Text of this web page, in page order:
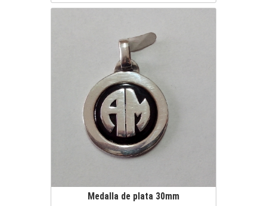
Ver más información
Medalla de plata 30mm